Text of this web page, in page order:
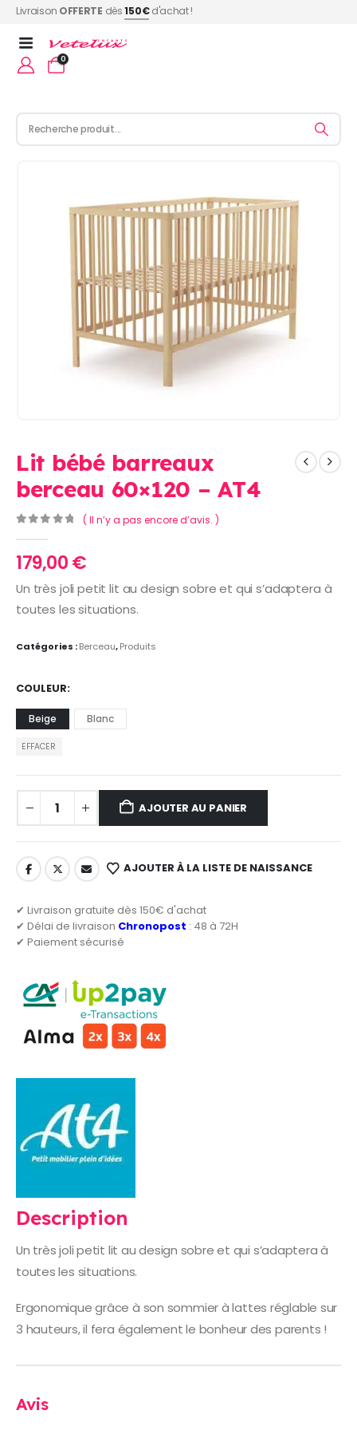
Livraison OFFERTE dès150€d'achat !
0
Lit bébé barreaux
berceau 60×120 – AT4
( Il n’y a pas encore d’avis. )
179,00€
Un très joli petit lit au design sobre et qui s’adaptera à
toutes les situations.
Catégories :Berceau,Produits
COULEUR
Beige Blanc
EFFACER
AJOUTER AU PANIER
AJOUTER À LA LISTE DE NAISSANCE
✔ Livraison gratuite dès 150€ d'achat
✔ Délai de livraison Chronopost : 48 à 72H
✔ Paiement sécurisé
Description
Un très joli petit lit au design sobre et qui s’adaptera à
toutes les situations.
Ergonomique grâce à son sommier à lattes réglable sur
3 hauteurs, il fera également le bonheur des parents !
Avis